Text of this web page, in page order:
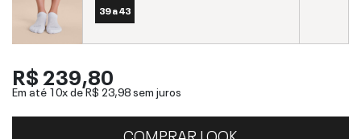
39 a 43
R$ 239,80
Em até 10x deR$ 23,98sem juros
COMPRAR LOOK